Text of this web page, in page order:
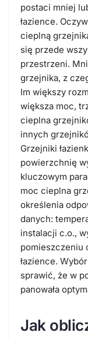
postaci mniej
łazience.
cieplną
się przede
przestrzeni.
grzejnika, z
Im większy
większa moc,
cieplna
innych
Grzejniki
powierzchnię
kluczowym
moc cieplna
określenia
danych:
instalacji c.o.,
pomieszczeniu
łazience.
sprawić, że w
panowała
Jak